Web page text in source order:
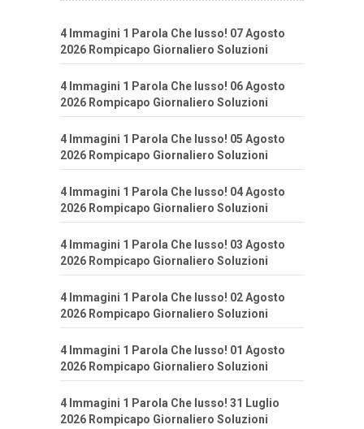
4 Immagini 1 Parola Che lusso! 07 Agosto
2026 Rompicapo Giornaliero Soluzioni
4 Immagini 1 Parola Che lusso! 06 Agosto
2026 Rompicapo Giornaliero Soluzioni
4 Immagini 1 Parola Che lusso! 05 Agosto
2026 Rompicapo Giornaliero Soluzioni
4 Immagini 1 Parola Che lusso! 04 Agosto
2026 Rompicapo Giornaliero Soluzioni
4 Immagini 1 Parola Che lusso! 03 Agosto
2026 Rompicapo Giornaliero Soluzioni
4 Immagini 1 Parola Che lusso! 02 Agosto
2026 Rompicapo Giornaliero Soluzioni
4 Immagini 1 Parola Che lusso! 01 Agosto
2026 Rompicapo Giornaliero Soluzioni
4 Immagini 1 Parola Che lusso! 31 Luglio
2026 Rompicapo Giornaliero Soluzioni